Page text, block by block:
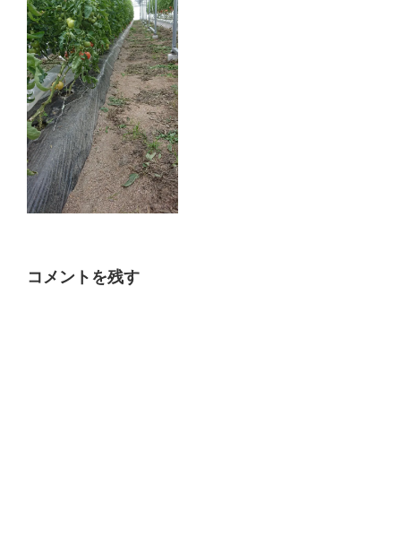
コメントを残す